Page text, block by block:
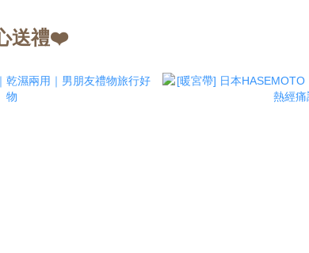
送禮❤️